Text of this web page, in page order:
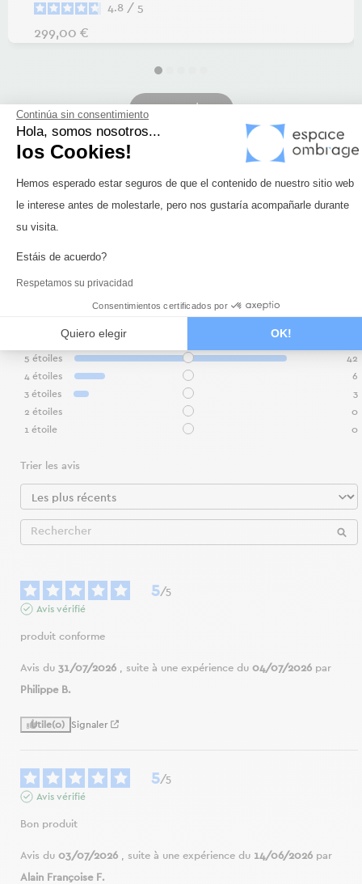
Continúa sin consentimiento
Hola, somos nosotros...
los Cookies!
Plataforma de Gestión de
Hemos esperado estar seguros de que el contenido de nuestro sitio web
le interese antes de molestarle, pero nos gustaría acompañarle durante
su visita.
Estáis de acuerdo?
Respetamos su privacidad
Consentimientos certificados por
Quiero elegir OK!
4.8 / 5
Precio
299,00 €
Ver todos
4.8
Basé sur
contrôle
5 étoiles
42
4 étoiles
6
3 étoiles
3
2 étoiles
0
1 étoile 0
Trier les avis
5/5
Avis vérifié
produit conforme
Avis du 31/07/2026 , suite à une expérience du 04/07/2026 par
Philippe B.
Utile(0) Signaler
5/5
Avis vérifié
Bon produit
Avis du 03/07/2026 , suite à une expérience du 14/06/2026 par
Alain Françoise F.